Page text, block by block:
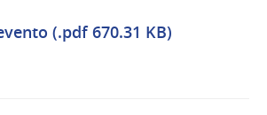
(.pdf 670.31 KB)